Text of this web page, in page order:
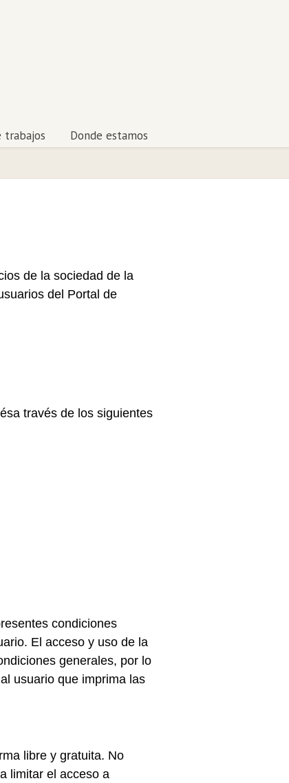
trabajos Donde estamos
de la sociedad de la
del Portal de
través de los siguientes
condiciones
El acceso y uso de la
generales, por lo
usuario que imprima las
libre y gratuita. No
limitar el acceso a